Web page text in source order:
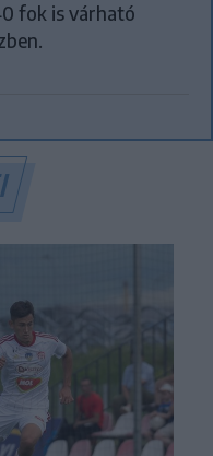
fok is várható